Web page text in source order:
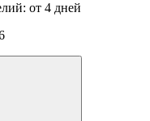
от 4 дней